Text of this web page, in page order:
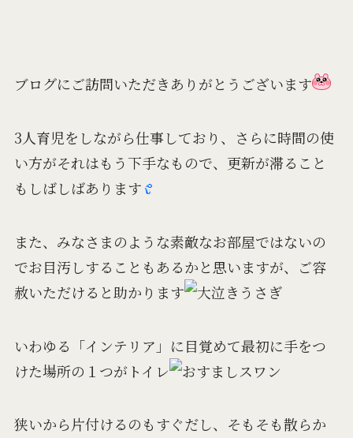
ブログにご訪問いただきありがとうございます
3人育児をしながら仕事しており、さらに時間の使
い方がそれはもう下手なもので、更新が滞ること
もしばしばあります
また、みなさまのような素敵なお部屋ではないの
でお目汚しすることもあるかと思いますが、ご容
赦いただけると助かります
いわゆる「インテリア」に目覚めて最初に手をつ
けた場所の１つがトイレ
狭いから片付けるのもすぐだし、そもそも散らか